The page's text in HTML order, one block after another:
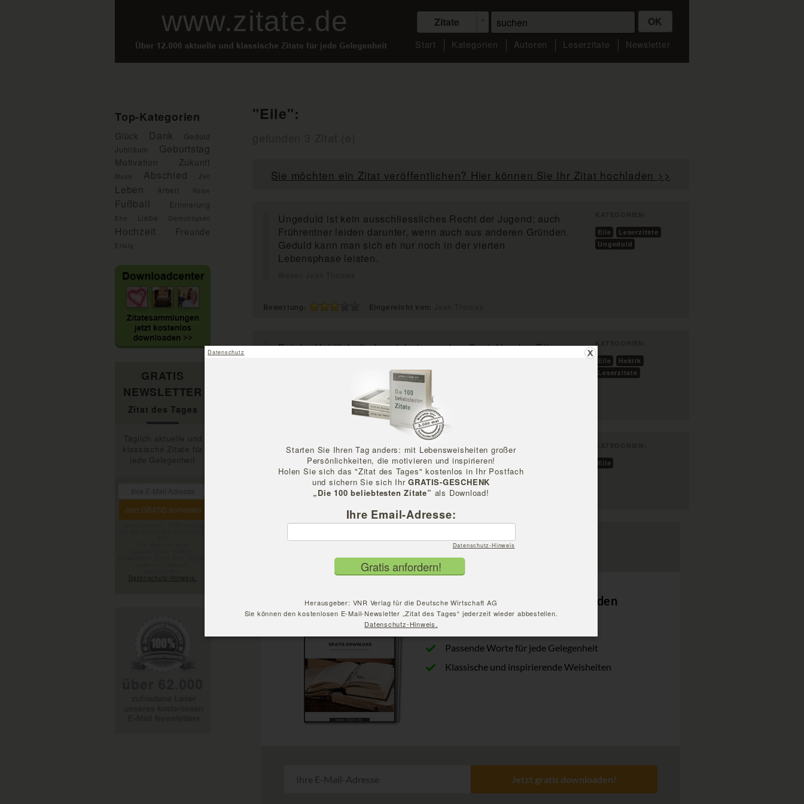
Datenschutz
Starten Sie Ihren Tag anders: mit Lebensweisheiten großer
Persönlichkeiten, die motivieren und inspirieren!
Holen Sie sich das "Zitat des Tages" kostenlos in Ihr Postfach
und sichern Sie sich IhrGRATIS-GESCHENK
„Die 100 beliebtesten Zitate” als Download!
Ihre Email-Adresse:
Datenschutz-Hinweis
Herausgeber: VNR Verlag für die Deutsche Wirtschaft AG
Sie können den kostenlosen E-Mail-Newsletter „Zitat des Tages“ jederzeit wieder abbestellen.
Datenschutz-Hinweis.
Zitate OK
Start Kategorien Autoren Leserzitate Newsletter
Top-Kategorien
Glück Dank
Geduld
Jubiläum
Geburtstag
Motivation Zukunft
Musik Abschied Zeit
Leben Arbeit Reise
Fußball Erinnerung
Ehe Liebe Gerechtigkeit
Hochzeit Freunde
Erfolg
GRATIS
NEWSLETTER
Zitat des Tages
Täglich aktuelle und
klassische Zitate für
jede Gelegenheit
Datenschutz-Hinweis.
"Eile":
Sie möchten ein Zitat veröffentlichen? Hier können Sie Ihr Zitat hochladen >>
Ungeduld ist kein ausschliessliches Recht der Jugend; auch
Frührentner leiden darunter, wenn auch aus anderen Gründen.
Geduld kann man sich eh nur noch in der vierten
Lebensphase leisten.
Eile
Leserzitate
Ungeduld
Bewertung: Eingereicht von:
Bei der Hektik befinden sich dauernd zu Gast, Unruhe, Eile,
Eile
Hektik
Leserzitate
Eingereicht von:Kühn-Görg Monika
"Es eilt mir" - "il me tarde".
Phillip II. der Kühne (1342-1404), Herzog von Burgund
Eile
Eingereicht von: zitate.de